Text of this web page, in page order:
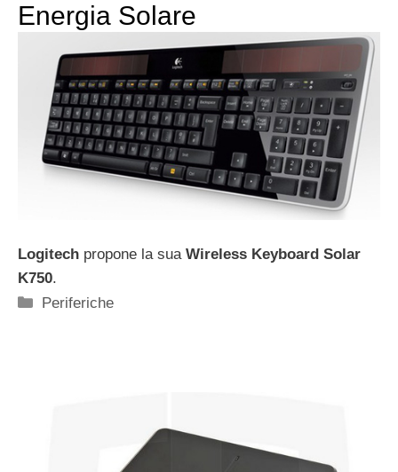
Energia Solare
Logitech propone la sua Wireless Keyboard Solar
K750.
Categorie
Periferiche